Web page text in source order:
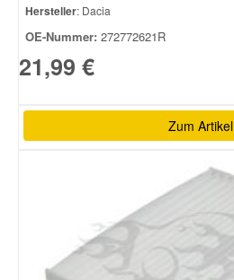
Hersteller: Dacia
OE-Nummer: 272772621R
21,99 €
Zum Artikel